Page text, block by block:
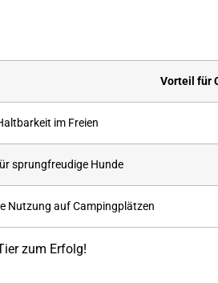
Vorteil für
im Freien
sprungfreudige Hunde
Nutzung auf Campingplätzen
zum Erfolg!